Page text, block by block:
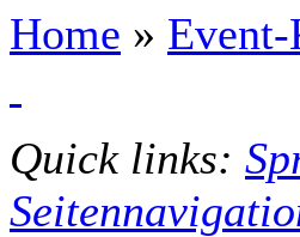
Home »
Quick links: